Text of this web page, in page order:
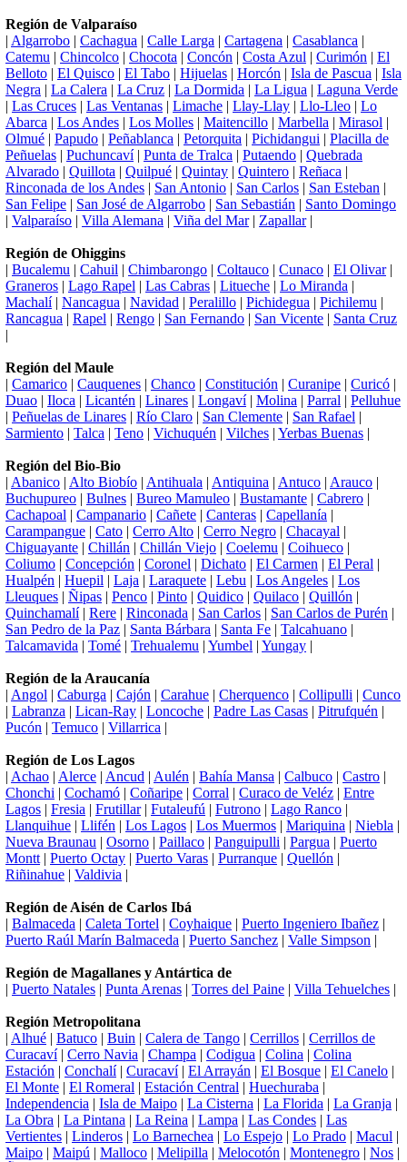
Región de Valparaíso
| Algarrobo | Cachagua | Calle Larga | Cartagena | Casablanca |
Catemu | Chincolco | Chocota | Concón | Costa Azul | Curimón | El
Belloto | El Quisco | El Tabo | Hijuelas | Horcón | Isla de Pascua | Isla
Negra | La Calera | La Cruz | La Dormida | La Ligua | Laguna Verde
| Las Cruces | Las Ventanas | Limache | Llay-Llay | Llo-Lleo | Lo
Abarca | Los Andes | Los Molles | Maitencillo | Marbella | Mirasol |
Olmué | Papudo | Peñablanca | Petorquita | Pichidangui | Placilla de
Peñuelas | Puchuncaví| Punta de Tralca | Putaendo | Quebrada
Alvarado | Quillota | Quilpué | Quintay | Quintero | Reñaca |
Rinconada de los Andes | San Antonio | San Carlos | San Esteban |
San Felipe | San José de Algarrobo | San Sebastián | Santo Domingo
| Valparaíso | Villa Alemana | Viña del Mar| Zapallar|
Región de Ohiggins
| Bucalemu | Cahuil | Chimbarongo | Coltauco | Cunaco | El Olivar|
Graneros | Lago Rapel | Las Cabras | Litueche | Lo Miranda |
Machalí| Nancagua | Navidad | Peralillo | Pichidegua | Pichilemu |
Rancagua | Rapel | Rengo | San Fernando | San Vicente | Santa Cruz
|
Región del Maule
| Camarico | Cauquenes | Chanco | Constitución | Curanipe | Curicó |
Duao | Iloca | Licantén | Linares | Longaví| Molina | Parral | Pelluhue
| Peñuelas de Linares | Río Claro | San Clemente | San Rafael |
Sarmiento | Talca | Teno | Vichuquén | Vilches | Yerbas Buenas |
Región del Bio-Bio
| Abanico | Alto Biobío | Antihuala | Antiquina | Antuco | Arauco |
Buchupureo | Bulnes | Bureo Mamuleo | Bustamante | Cabrero |
Cachapoal | Campanario | Cañete | Canteras | Capellanía |
Carampangue | Cato | Cerro Alto | Cerro Negro | Chacayal |
Chiguayante | Chillán | Chillán Viejo | Coelemu | Coihueco |
Coliumo | Concepción | Coronel | Dichato | El Carmen | El Peral |
Hualpén | Huepil | Laja | Laraquete | Lebu | Los Angeles | Los
Lleuques | Ñipas | Penco | Pinto | Quidico | Quilaco | Quillón |
Quinchamalí| Rere | Rinconada | San Carlos | San Carlos de Purén |
San Pedro de la Paz | Santa Bárbara | Santa Fe | Talcahuano |
Talcamavida | Tomé | Trehualemu | Yumbel | Yungay |
Región de la Araucanía
| Angol | Caburga | Cajón | Carahue | Cherquenco | Collipulli | Cunco
| Labranza | Lican-Ray | Loncoche | Padre Las Casas | Pitrufquén |
Pucón | Temuco | Villarrica |
Región de Los Lagos
| Achao | Alerce | Ancud | Aulén | Bahía Mansa | Calbuco | Castro |
Chonchi | Cochamó | Coñaripe | Corral | Curaco de Veléz | Entre
Lagos | Fresia | Frutillar| Futaleufú | Futrono | Lago Ranco |
Llanquihue | Llifén | Los Lagos | Los Muermos | Mariquina | Niebla |
Nueva Braunau | Osorno | Paillaco | Panguipulli | Pargua | Puerto
Montt | Puerto Octay | Puerto Varas | Purranque | Quellón |
Riñinahue | Valdivia |
Región de Aisén de Carlos Ibá
| Balmaceda | Caleta Tortel | Coyhaique | Puerto Ingeniero Ibañez |
Puerto Raúl Marín Balmaceda | Puerto Sanchez | Valle Simpson |
Región de Magallanes y Antártica de
| Puerto Natales | Punta Arenas | Torres del Paine | Villa Tehuelches |
Región Metropolitana
| Alhué | Batuco | Buin | Calera de Tango | Cerrillos | Cerrillos de
Curacaví| Cerro Navia | Champa | Codigua | Colina | Colina
Estación | Conchalí| Curacaví| El Arrayán | El Bosque | El Canelo |
El Monte | El Romeral | Estación Central | Huechuraba |
Independencia | Isla de Maipo | La Cisterna | La Florida | La Granja |
La Obra | La Pintana | La Reina | Lampa | Las Condes | Las
Vertientes | Linderos | Lo Barnechea | Lo Espejo | Lo Prado | Macul |
Maipo | Maipú | Malloco | Melipilla | Melocotón | Montenegro | Nos |